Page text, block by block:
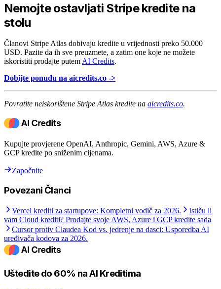
Nemojte ostavljati Stripe kredite na
stolu
Članovi Stripe Atlas dobivaju kredite u vrijednosti preko 50.000
USD. Pazite da ih sve preuzmete, a zatim one koje ne možete
iskoristiti prodajte putemAI Credits.
Dobijte ponudu na aicredits.co ->
Povratite neiskorištene Stripe Atlas kredite na aicredits.co.
Kupujte provjerene OpenAI, Anthropic, Gemini, AWS, Azure &
GCP kredite po sniženim cijenama.
Započnite
Povezani Članci
Vercel krediti za startupove: Kompletni vodič za 2026.
Ističu li
vam Cloud krediti? Prodajte svoje AWS, Azure i GCP kredite sada
Cursor protiv Claudea Kod vs. jedrenje na dasci: Usporedba AI
uređivača kodova za 2026.
Uštedite do 60% na AI Kreditima